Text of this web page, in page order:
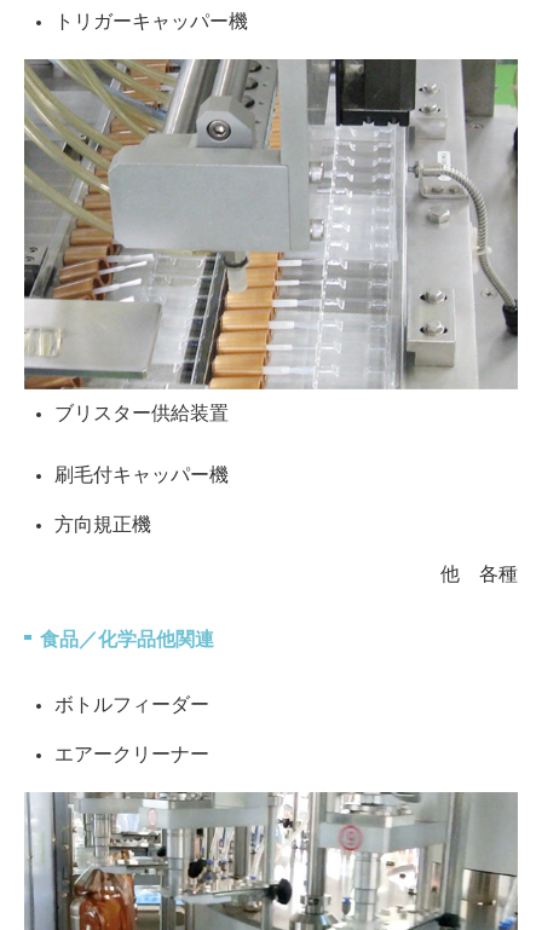
トリガーキャッパー機
ブリスター供給装置
刷毛付キャッパー機
方向規正機
他 各種
食品／化学品他関連
ボトルフィーダー
エアークリーナー